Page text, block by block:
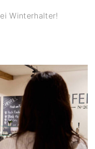
Winterhalter!